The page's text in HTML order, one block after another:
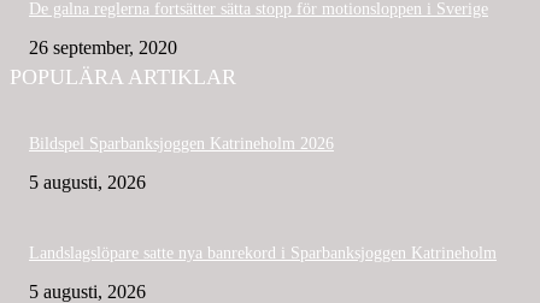
De galna reglerna fortsätter sätta stopp för motionsloppen i Sverige
26 september, 2020
POPULÄRA ARTIKLAR
Bildspel Sparbanksjoggen Katrineholm 2026
5 augusti, 2026
Landslagslöpare satte nya banrekord i Sparbanksjoggen Katrineholm
5 augusti, 2026